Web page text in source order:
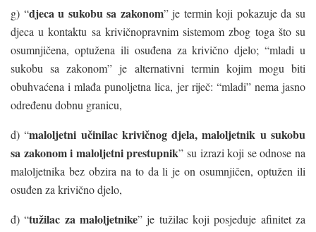
g) “djeca u sukobu sa zakonom” je termin koji pokazuje da su
djeca u kontaktu sa krivičnopravnim sistemom zbog toga što su
osumnjičena, optužena ili osuđena za krivično djelo; “mladi u
sukobu sa zakonom” je alternativni termin kojim mogu biti
obuhvaćena i mlađa punoljetna lica, jer riječ: “mladi” nema jasno
određenu dobnu granicu,
d) “maloljetni učinilac krivičnog djela, maloljetnik u sukobu
sa zakonom i maloljetni prestupnik” su izrazi koji se odnose na
maloljetnika bez obzira na to da li je on osumnjičen, optužen ili
osuđen za krivično djelo,
đ) “tužilac za maloljetnike” je tužilac koji posjeduje afinitet za